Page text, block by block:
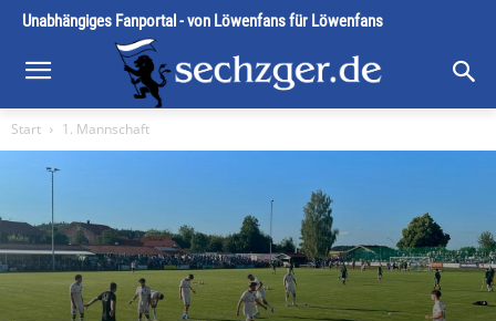
Unabhängiges Fanportal - von Löwenfans für Löwenfans
Start 1. Mannschaft